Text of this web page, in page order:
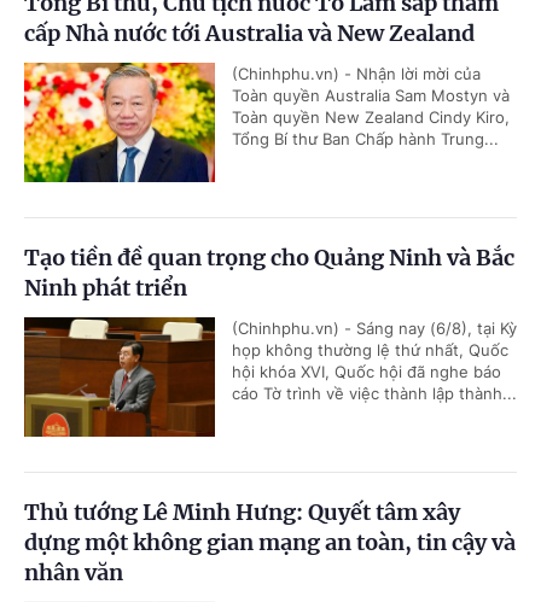
cấp Nhà nước tới Australia và New Zealand
(Chinhphu.vn) - Nhận lời mời của
Toàn quyền Australia Sam Mostyn và
Toàn quyền New Zealand Cindy Kiro,
Tổng Bí thư Ban Chấp hành Trung...
Tạo tiền đề quan trọng cho Quảng Ninh và Bắc
Ninh phát triển
(Chinhphu.vn) - Sáng nay (6/8), tại Kỳ
họp không thường lệ thứ nhất, Quốc
hội khóa XVI, Quốc hội đã nghe báo
cáo Tờ trình về việc thành lập thành...
Thủ tướng Lê Minh Hưng: Quyết tâm xây
dựng một không gian mạng an toàn, tin cậy và
nhân văn